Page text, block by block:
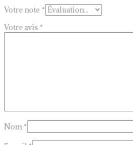
Votre note *
Votre avis *
Nom *